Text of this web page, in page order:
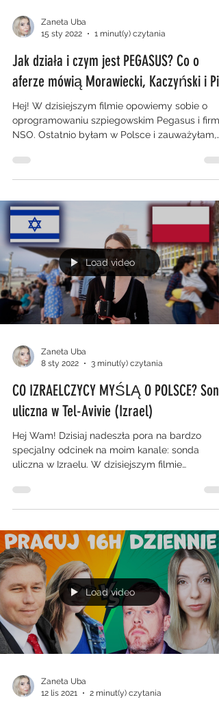
Zaneta Uba
15 sty 2022
1 minut(y) czytania
Jak działa i czym jest PEGASUS? Co o
aferze mówią Morawiecki, Kaczyński i
Hej! W dzisiejszym filmie opowiemy sobie o
oprogramowaniu szpiegowskim Pegasus i
NSO. Ostatnio byłam w Polsce i zauważyłam,
Load video
Zaneta Uba
8 sty 2022
3 minut(y) czytania
CO IZRAELCZYCY MYŚLĄ O POLSCE?
uliczna w Tel-Avivie (Izrael)
Hej Wam! Dzisiaj nadeszła pora na bardzo
specjalny odcinek na moim kanale: sonda
uliczna w Izraelu. W dzisiejszym filmie
Load video
Zaneta Uba
12 lis 2021
2 minut(y) czytania